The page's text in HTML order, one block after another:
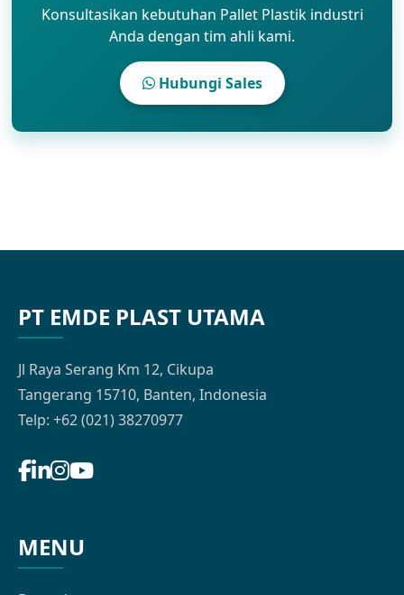
Konsultasikan kebutuhan Pallet Plastik industri
Anda dengan tim ahli kami.
Hubungi Sales
PT EMDE PLAST UTAMA
Jl Raya Serang Km 12, Cikupa
Tangerang 15710, Banten, Indonesia
Telp: +62 (021) 38270977
MENU